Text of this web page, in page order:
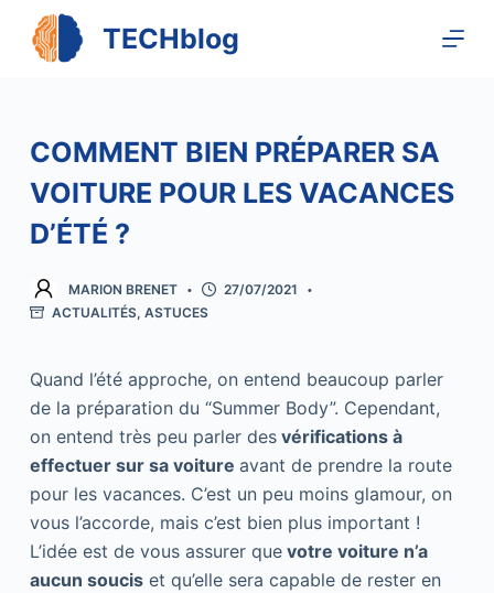
u
n
TECHblog
COMMENT BIEN PRÉPARER SA
VOITURE POUR LES VACANCES
D’ÉTÉ ?
MARION BRENET
27/07/2021
ACTUALITÉS, ASTUCES
Quand l’été approche, on entend beaucoup parler
de la préparation du “Summer Body”. Cependant,
on entend très peu parler desvérifications à
effectuer sur sa voiture avant de prendre la route
pour les vacances. C’est un peu moins glamour, on
vous l’accorde, mais c’est bien plus important !
L’idée est de vous assurer quevotre voiture n’a
aucun souciset qu’elle sera capable de rester en